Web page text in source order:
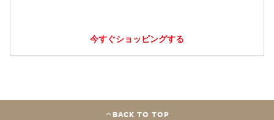
今すぐショッピングする
BACK TO TOP